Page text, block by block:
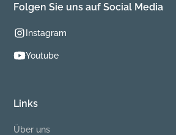
Folgen Sie uns auf Social Media
Instagram
Youtube
Links
Über uns